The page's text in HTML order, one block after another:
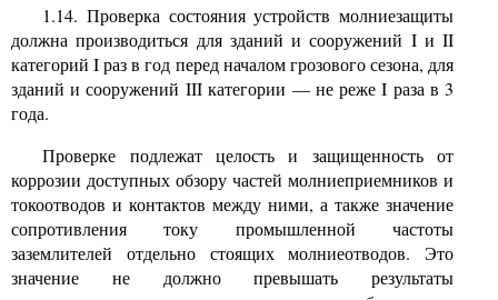
1.14. Проверка состояния устройств молниезащиты
должна производиться для зданий и сооружений I и II
категорий I раз в год перед началом грозового сезона, для
зданий и сооружений IIIкатегории — не реже I раза в 3
года.
Проверке подлежат целость и защищенность от
коррозии доступных обзору частей молниеприемников и
токоотводов и контактов между ними, а также значение
сопротивления току промышленной частоты
заземлителей отдельно стоящих молниеотводов. Это
значение не должно превышать результаты